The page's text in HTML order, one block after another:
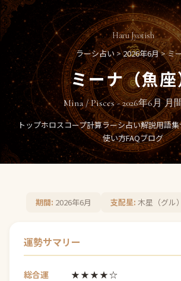
Haru Jyotish
ラーシ占い>2026年6月> ミ
ミーナ（魚
Mina / Pisces - 2026年6月 月
トップホロスコープ計算ラーシ占い解説用語集
使い方FAQブログ
期間: 2026年6月 支配星: 木星（グル）
運勢サマリー
総合運
★★★★☆